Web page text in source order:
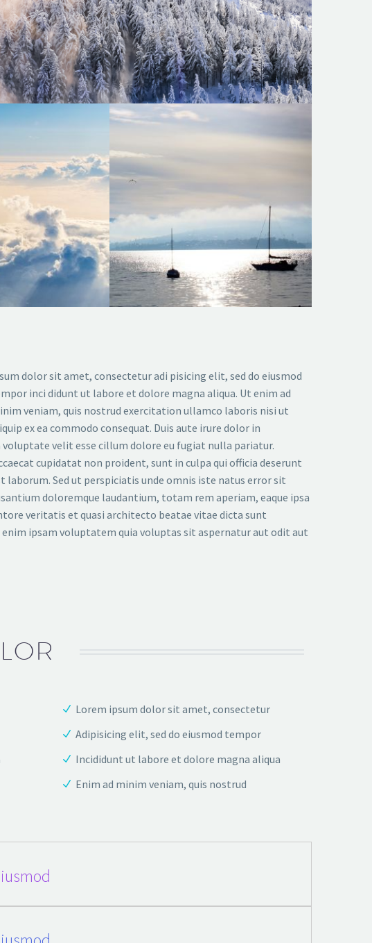
dolor sit amet, consectetur adi pisicing elit, sed do eiusmod
inci didunt ut labore et dolore magna aliqua. Ut enim ad
veniam, quis nostrud exercitation ullamco laboris nisi ut
ex ea commodo consequat. Duis aute irure dolor in
velit esse cillum dolore eu fugiat nulla pariatur.
cupidatat non proident, sunt in culpa qui officia deserunt
laborum. Sed ut perspiciatis unde omnis iste natus error sit
doloremque laudantium, totam rem aperiam, eaque ipsa
veritatis et quasi architecto beatae vitae dicta sunt
enim ipsam voluptatem quia voluptas sit aspernatur aut odit aut
Lorem ipsum dolor sit amet, consectetur
Adipisicing elit, sed do eiusmod tempor
Incididunt ut labore et dolore magna aliqua
Enim ad minim veniam, quis nostrud